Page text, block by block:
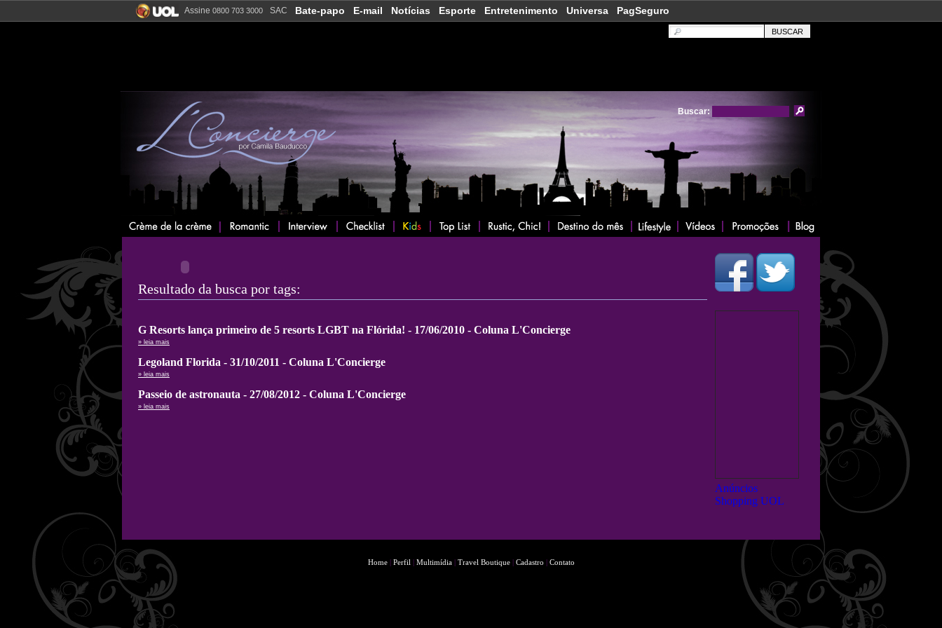
Assine 0800 703 3000 SAC Bate-papo E-mail Notícias Esporte Entretenimento Universa PagSeguro
Buscar:
Resultado da busca por tags:
G Resorts lança primeiro de 5 resorts LGBT na Flórida! - 17/06/2010 - Coluna L'Concierge
» leia mais
Legoland Florida - 31/10/2011 - Coluna L'Concierge
» leia mais
Passeio de astronauta - 27/08/2012 - Coluna L'Concierge
» leia mais
Anúncios
Shopping UOL
Home| Perfil | Multimídia| Travel Boutique | Cadastro | Contato